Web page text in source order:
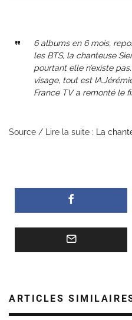
6 albums en 6 mois,
les BTS, la chanteuse
pourtant elle n’existe
visage, tout est
France TV a remonté le
Source / Lire la suite : La
ARTICLES